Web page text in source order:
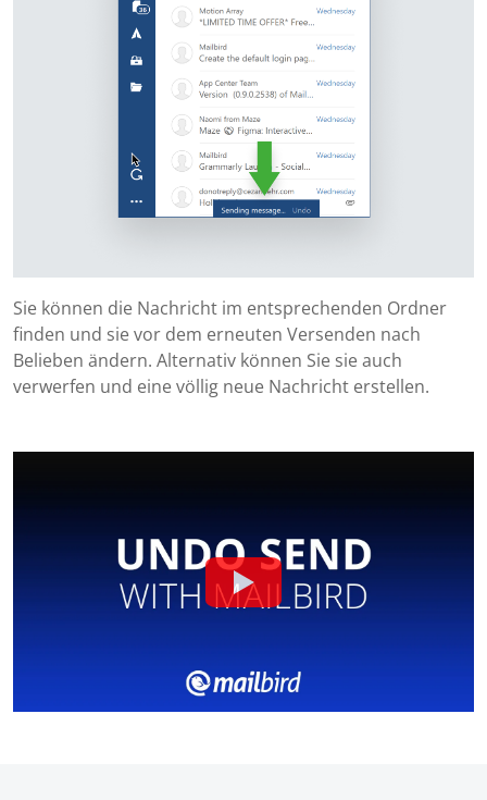
Sie können die Nachricht im entsprechenden Ordner
finden und sie vor dem erneuten Versenden nach
Belieben ändern. Alternativ können Sie sie auch
verwerfen und eine völlig neue Nachricht erstellen.